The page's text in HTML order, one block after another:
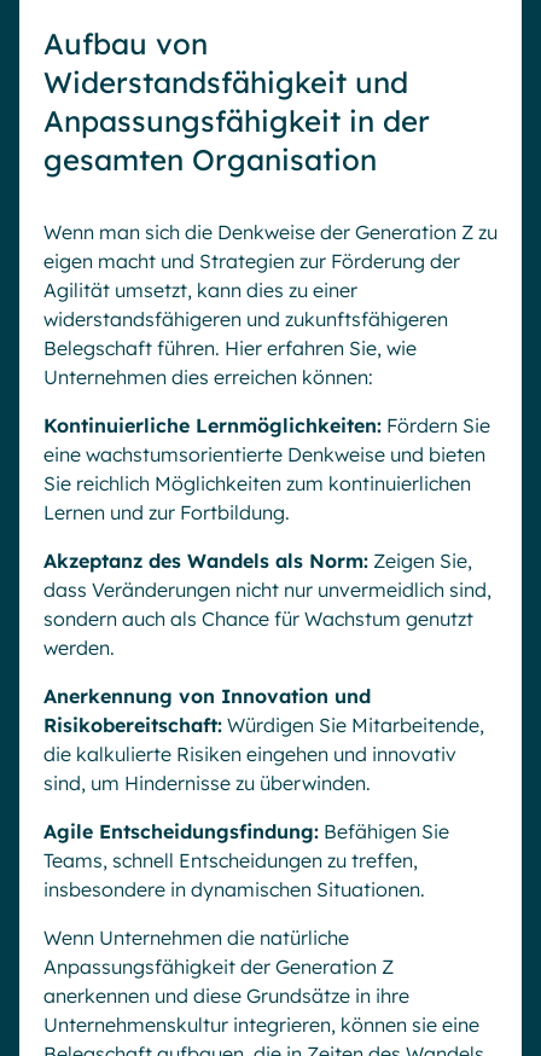
Aufbau von
Widerstandsfähigkeit und
Anpassungsfähigkeit in der
gesamten Organisation
Wenn man sich die Denkweise der Generation Z zu
eigen macht und Strategien zur Förderung der
Agilität umsetzt, kann dies zu einer
widerstandsfähigeren und zukunftsfähigeren
Belegschaft führen. Hier erfahren Sie, wie
Unternehmen dies erreichen können:
Kontinuierliche Lernmöglichkeiten: Fördern Sie
eine wachstumsorientierte Denkweise und bieten
Sie reichlich Möglichkeiten zum kontinuierlichen
Lernen und zur Fortbildung.
Akzeptanz des Wandels als Norm: Zeigen Sie,
dass Veränderungen nicht nur unvermeidlich sind,
sondern auch als Chance für Wachstum genutzt
werden.
Anerkennung von Innovation und
Risikobereitschaft: Würdigen Sie Mitarbeitende,
die kalkulierte Risiken eingehen und innovativ
sind, um Hindernisse zu überwinden.
Agile Entscheidungsfindung: Befähigen Sie
Teams, schnell Entscheidungen zu treffen,
insbesondere in dynamischen Situationen.
Wenn Unternehmen die natürliche
Anpassungsfähigkeit der Generation Z
anerkennen und diese Grundsätze in ihre
Unternehmenskultur integrieren, können sie eine